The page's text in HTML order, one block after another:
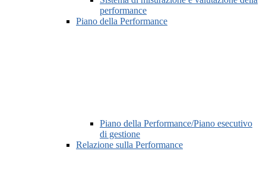
performance
Piano della Performance
Piano della Performance/Piano esecutivo
di gestione
Relazione sulla Performance